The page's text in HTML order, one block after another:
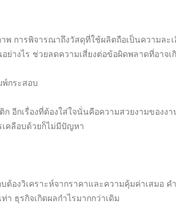
การพิจารณาถึงวัสดุที่ใช้ผลิตถือเป็นความละ
ย่างไร ช่วยลดความเสี่ยงต่อข้อผิดพลาดที่อาจเ
กระสอบ
อีกเรื่องที่ต้องใส่ใจนั่นคือความสวยงามของ
คลือบด้วยก็ไม่มีปัญหา
ต้องวิเคราะห์จากราคาและความคุ้มค่าเสมอ
า ธุรกิจเกิดผลกำไรมากกว่าเดิม